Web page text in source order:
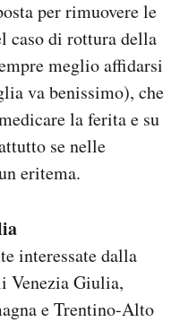
per rimuovere le
caso di rottura della
meglio affidarsi
va benissimo), che
la ferita e su
se nelle
eritema.
interessate dalla
Venezia Giulia,
e Trentino-Alto